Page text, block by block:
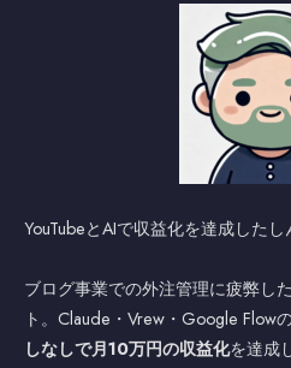
YouTubeとAIで収益化を達成したし
ブログ事業での外注管理に疲弊し
ト。Claude・Vrew・Google Flow
しなしで月10万円の収益化を達成